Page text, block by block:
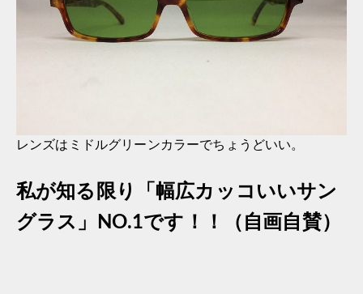
レンズはミドルグリーンカラーでちょうどいい。
私が知る限り「幅広カッコいいサン
グラス」NO.1です！！（自画自賛）